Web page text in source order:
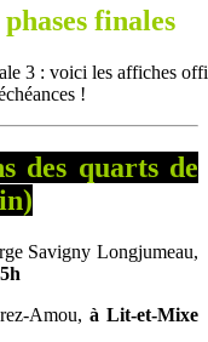
finales
!
des quarts de
Savigny Longjumeau,
Amou, à Lit-et-Mixe